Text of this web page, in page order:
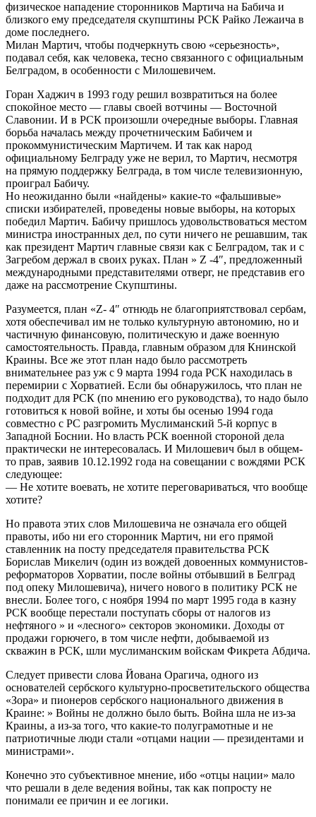
физическое нападение сторонников Мартича на Бабича и
близкого ему председателя скупштины РСК Райко Лежаича в
доме последнего.
Милан Мартич, чтобы подчеркнуть свою «серьезность»,
подавал себя, как человека, тесно связанного с официальным
Белградом, в особенности с Милошевичем.
Горан Хаджич в 1993 году решил возвратиться на более
спокойное место — главы своей вотчины — Восточной
Славонии. И в РСК произошли очередные выборы. Главная
борьба началась между прочетническим Бабичем и
прокоммунистическим Мартичем. И так как народ
официальному Белграду уже не верил, то Мартич, несмотря
на прямую поддержку Белграда, в том числе телевизионную,
проиграл Бабичу.
Но неожиданно были «найдены» какие-то «фальшивые»
списки избирателей, проведены новые выборы, на которых
победил Мартич. Бабичу пришлось удовольствоваться местом
министра иностранных дел, по сути ничего не решавшим, так
как президент Мартич главные связи как с Белградом, так и с
Загребом держал в своих руках. План » Z -4″, предложенный
международными представителями отверг, не представив его
даже на рассмотрение Скупштины.
Разумеется, план «Z- 4″ отнюдь не благоприятствовал сербам,
хотя обеспечивал им не только культурную автономию, но и
частичную финансовую, политическую и даже военную
самостоятельность. Правда, главным образом для Книнской
Краины. Все же этот план надо было рассмотреть
внимательнее раз уж с 9 марта 1994 года РСК находилась в
перемирии с Хорватией. Если бы обнаружилось, что план не
подходит для РСК (по мнению его руководства), то надо было
готовиться к новой войне, и хоты бы осенью 1994 года
совместно с РС разгромить Муслиманский 5-й корпус в
Западной Боснии. Но власть РСК военной стороной дела
практически не интересовалась. И Милошевич был в общем-
то прав, заявив 10.12.1992 года на совещании с вождями РСК
следующее:
— Не хотите воевать, не хотите переговариваться, что вообще
хотите?
Но правота этих слов Милошевича не означала его общей
правоты, ибо ни его сторонник Мартич, ни его прямой
ставленник на посту председателя правительства РСК
Борислав Микелич (один из вождей довоенных коммунистов-
реформаторов Хорватии, после войны отбывший в Белград
под опеку Милошевича), ничего нового в политику РСК не
внесли. Более того, с ноября 1994 по март 1995 года в казну
РСК вообще перестали поступать сборы от налогов из
нефтяного » и «лесного» секторов экономики. Доходы от
продажи горючего, в том числе нефти, добываемой из
скважин в РСК, шли муслиманским войскам Фикрета Абдича.
Следует привести слова Йована Орагича, одного из
основателей сербского культурно-просветительского общества
«Зора» и пионеров сербского национального движения в
Краине: » Войны не должно было быть. Война шла не из-за
Краины, а из-за того, что какие-то полуграмотные и не
патриотичные люди стали «отцами нации — президентами и
министрами».
Конечно это субъективное мнение, ибо «отцы нации» мало
что решали в деле ведения войны, так как попросту не
понимали ее причин и ее логики.